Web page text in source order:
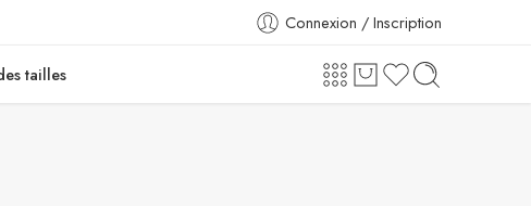
Connexion / Inscription
tailles